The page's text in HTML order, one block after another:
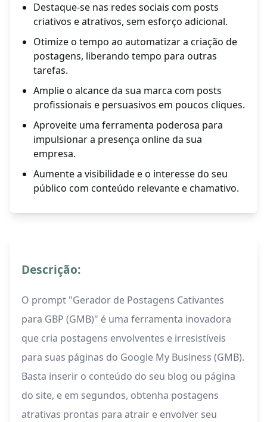
Destaque-se nas redes sociais com posts
criativos e atrativos, sem esforço adicional.
Otimize o tempo ao automatizar a criação de
postagens, liberando tempo para outras
tarefas.
Amplie o alcance da sua marca com posts
profissionais e persuasivos em poucos cliques.
Aproveite uma ferramenta poderosa para
impulsionar a presença online da sua
empresa.
Aumente a visibilidade e o interesse do seu
público com conteúdo relevante e chamativo.
Descrição:
O prompt "Gerador de Postagens Cativantes
para GBP (GMB)" é uma ferramenta inovadora
que cria postagens envolventes e irresistíveis
para suas páginas do Google My Business (GMB).
Basta inserir o conteúdo do seu blog ou página
do site, e em segundos, obtenha postagens
atrativas prontas para atrair e envolver seu